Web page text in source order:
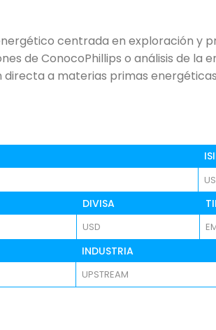
centrada en exploración y
de ConocoPhillips o análisis de la
a materias primas
DIVISA
USD
INDUSTRIA
UPSTREAM